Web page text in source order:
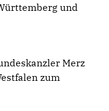
und
Merz
zum